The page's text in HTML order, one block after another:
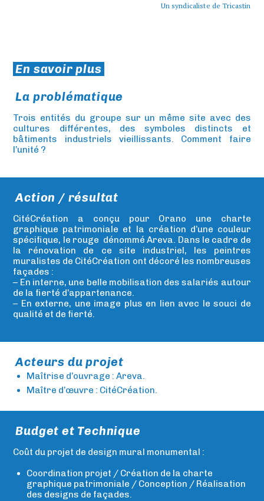
Un syndicaliste de Tricastin
En savoir plus
La problématique
Trois entités du groupe sur un même site avec des
cultures différentes, des symboles distincts et
bâtiments industriels vieillissants. Comment faire
l’unité ?
Action / résultat
CitéCréation a conçu pour Orano une charte
graphique patrimoniale et la création d’une couleur
spécifique, le rouge dénommé Areva. Dans le cadre de
la rénovation de ce site industriel, les peintres
muralistes de CitéCréation ont décoré les nombreuses
façades :
– En interne, une belle mobilisation des salariés autour
de la fierté d’appartenance.
– En externe, une image plus en lien avec le souci de
qualité et de fierté.
Acteurs du projet
Maîtrise d’ouvrage : Areva.
Maître d’œuvre : CitéCréation.
Budget et Technique
Coût du projet de design mural monumental :
Coordination projet / Création de la charte
graphique patrimoniale / Conception / Réalisation
des designs de façades.